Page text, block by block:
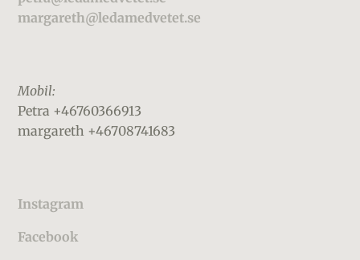
margareth@ledamedvetet.se
Mobil:
Petra +46760366913
margareth +46708741683
Instagram
Facebook